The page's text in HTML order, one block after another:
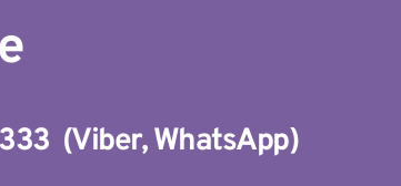
(Viber, WhatsApp)